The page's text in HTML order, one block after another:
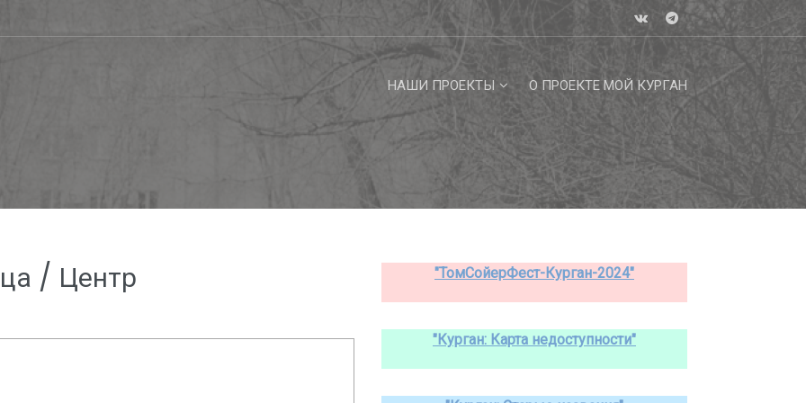
НАШИ ПРОЕКТЫ О ПРОЕКТЕ МОЙ КУРГАН
/ Центр "ТомСойерФест-Курган-2024"
"Курган: Карта недоступности"